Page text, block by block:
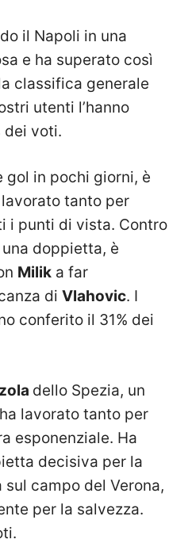
il Napoli in una
e ha superato così
classifica generale
utenti l’hanno
dei voti.
gol in pochi giorni, è
tanto per
i punti di vista. Contro
doppietta, è
Milik a far
di Vlahovic. I
conferito il 31% dei
dello Spezia, un
lavorato tanto per
esponenziale. Ha
decisiva per la
campo del Verona,
per la salvezza.